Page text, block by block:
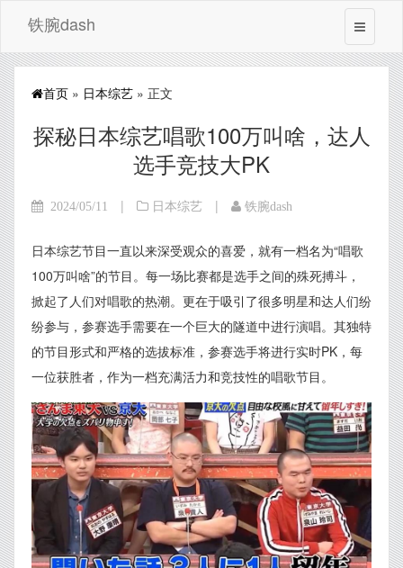
铁腕dash
首页 » 日本综艺 » 正文
探秘日本综艺唱歌100万叫啥，达人
选手竞技大PK
2024/05/11 | 日本综艺 | 铁腕dash
日本综艺节目一直以来深受观众的喜爱，就有一档名为“唱歌
100万叫啥”的节目。每一场比赛都是选手之间的殊死搏斗，
掀起了人们对唱歌的热潮。更在于吸引了很多明星和达人们纷
纷参与，参赛选手需要在一个巨大的隧道中进行演唱。其独特
的节目形式和严格的选拔标准，参赛选手将进行实时PK，每
一位获胜者，作为一档充满活力和竞技性的唱歌节目。